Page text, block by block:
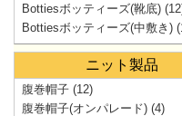
Bottiesボッティーズ(靴底)
Bottiesボッティーズ(中敷き)
ニット製品
腹巻帽子 (12)
腹巻帽子(オンパレード) (4)